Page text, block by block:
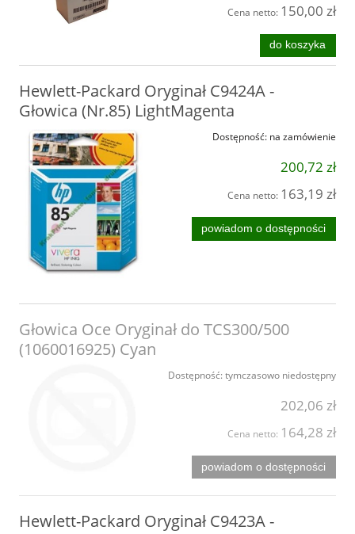
Cena netto: 150,00 zł
do koszyka
Hewlett-Packard Oryginał C9424A -
Głowica (Nr.85) LightMagenta
Dostępność: na zamówienie
200,72 zł
Cena netto: 163,19 zł
powiadom o dostępności
Głowica Oce Oryginał do TCS300/500
(1060016925) Cyan
Dostępność:tymczasowo niedostępny
202,06 zł
Cena netto: 164,28 zł
powiadom o dostępności
Hewlett-Packard Oryginał C9423A -